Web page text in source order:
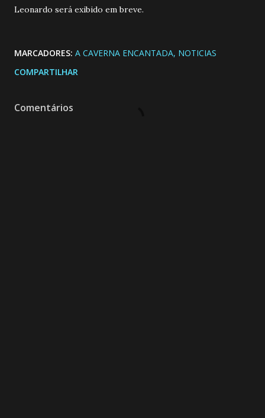
Leonardo será exibido em breve.
MARCADORES: A CAVERNA ENCANTADA NOTICIAS
COMPARTILHAR
Comentários